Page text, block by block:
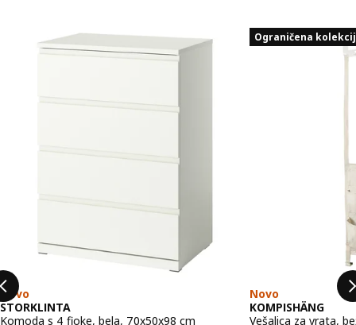
Preskoči listu
Novo
STORKLINTA
Komoda s 4 fioke, bela, 70x50x98 cm
Ograničena
Novo
KOMPISHÄNG
Vešalica za vrata,